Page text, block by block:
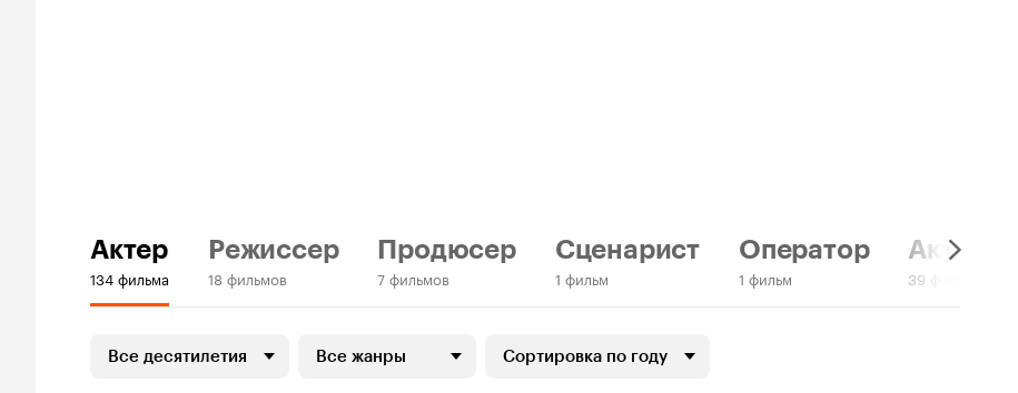
Актер
134 фильма
Режиссер
18 фильмов
Продюсер
7 фильмов
Сценарист
1 фильм
Оператор
1 фильм
Актер:
39 фильмов
Все десятилетия Все жанры Сортировка по году